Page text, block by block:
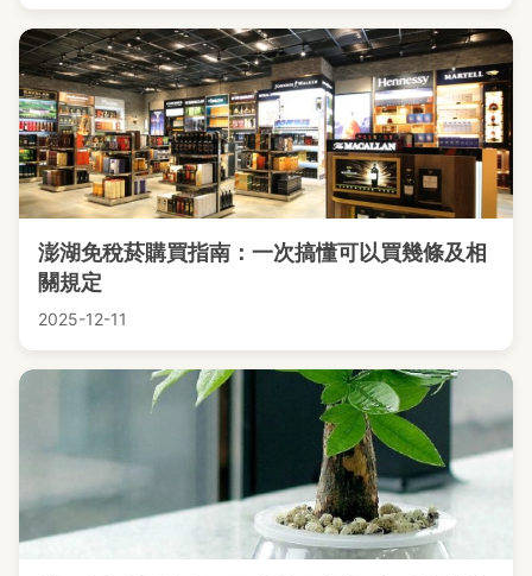
澎湖免稅菸購買指南：一次搞懂可以買幾條及相
關規定
2025-12-11